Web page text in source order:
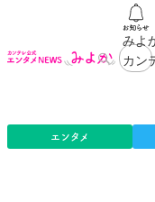
みよ
カン
エンタメ